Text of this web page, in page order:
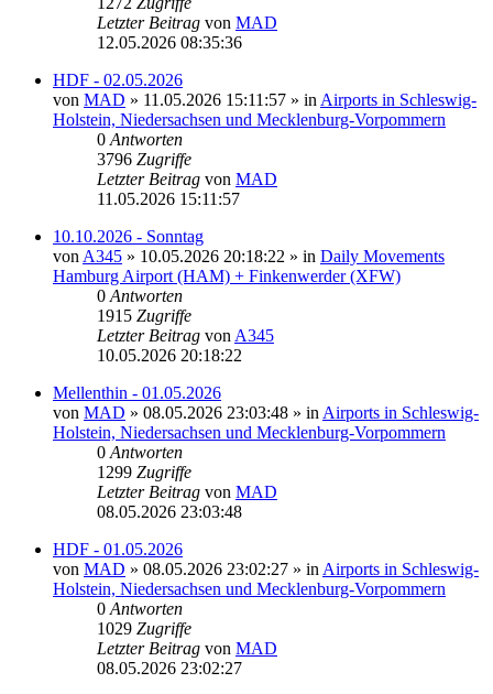
Letzter Beitrag von MAD
12.05.2026 08:35:36
HDF - 02.05.2026
von MAD » 11.05.2026 15:11:57 » in Airports in Schleswig-
Holstein, Niedersachsen und Mecklenburg-Vorpommern
0 Antworten
3796 Zugriffe
Letzter Beitrag von MAD
11.05.2026 15:11:57
10.10.2026 - Sonntag
von A345 » 10.05.2026 20:18:22 » in Daily Movements
Hamburg Airport (HAM) + Finkenwerder (XFW)
0 Antworten
1915 Zugriffe
Letzter Beitrag von A345
10.05.2026 20:18:22
Mellenthin - 01.05.2026
von MAD » 08.05.2026 23:03:48 » in Airports in Schleswig-
Holstein, Niedersachsen und Mecklenburg-Vorpommern
0 Antworten
1299 Zugriffe
Letzter Beitrag von MAD
08.05.2026 23:03:48
HDF - 01.05.2026
von MAD » 08.05.2026 23:02:27 » in Airports in Schleswig-
Holstein, Niedersachsen und Mecklenburg-Vorpommern
0 Antworten
1029 Zugriffe
Letzter Beitrag von MAD
08.05.2026 23:02:27